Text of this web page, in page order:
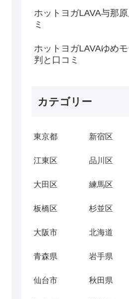
ホットヨガLAVA与那
ミ
ホットヨガLAVAゆめ
判と口コミ
カテゴリー
東京都 新宿区
江東区 品川区
大田区 練馬区
板橋区 杉並区
大阪市 北海道
青森県 岩手県
仙台市 秋田県